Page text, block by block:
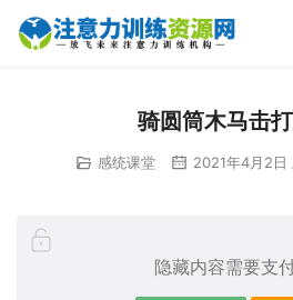
骑圆筒木马击
感统课堂 2021年4月2日
隐藏内容需要支